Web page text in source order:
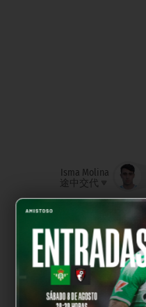
Isma Molina
途中交代
Marcos López
途中出場
Fran Maldonado
途中出場